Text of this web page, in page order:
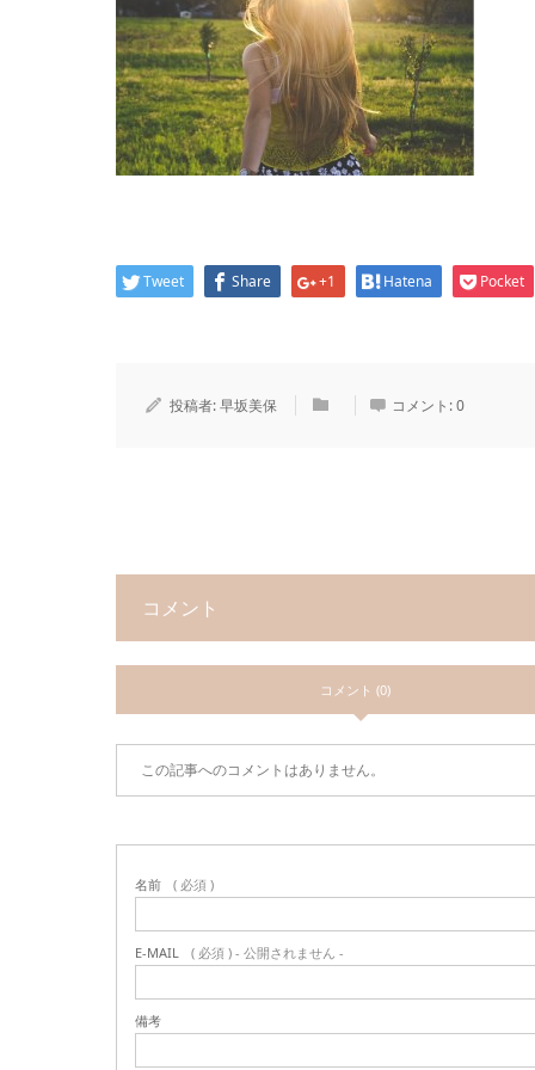
Tweet Share +1 Hatena Pocket
投稿者:早坂美保 コメント:0
コメント
コメント (0)
この記事へのコメントはありません。
名前 ( 必須 )
E-MAIL ( 必須 ) - 公開されません -
備考